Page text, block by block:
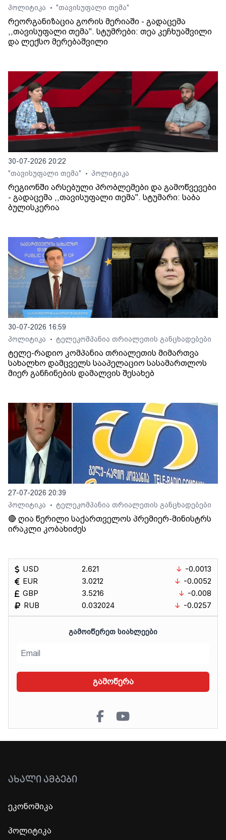
პოლიტიკა • "თავისუფალი თემა"
რეორგანიზაცია გორის მერიაში - გადაცემა
,,თავისუფალი თემა". სტუმრები: თეა კეჩხუაშვილი
და ლექსო მერებაშვილი
30-07-2026 20:22
"თავისუფალი თემა"
• პოლიტიკა
რეგიონში არსებული პრობლემები და გამოწვევები
- გადაცემა ,,თავისუფალი თემა". სტუმარი: საბა
ბულისკერია
30-07-2026 16:59
პოლიტიკა
• ტელეკომპანია თრიალეთის განცხადებები
ტელე-რადიო კომპანია თრიალეთის მიმართვა
სახალხო დამცველს სააპელაციო სასამართლოს
მიერ განჩინების დამალვის შესახებ
27-07-2026 20:39
პოლიტიკა
• ტელეკომპანია თრიალეთის განცხადებები
🔴 ღია წერილი საქართველოს პრემიერ-მინისტრს
ირაკლი კობახიძეს
USD
EUR
GBP
RUB
2.621
3.0212
3.5216
0.032024
-0.0013
-0.0052
-0.008
-0.0257
ᲒᲐᲛᲝᲘᲬᲔᲠᲔᲗ ᲡᲘᲐᲮᲚᲔᲔᲑᲘ
გამოწერა
ᲐᲮᲐᲚᲘ ᲐᲛᲑᲔᲑᲘ
ეკონომიკა
პოლიტიკა